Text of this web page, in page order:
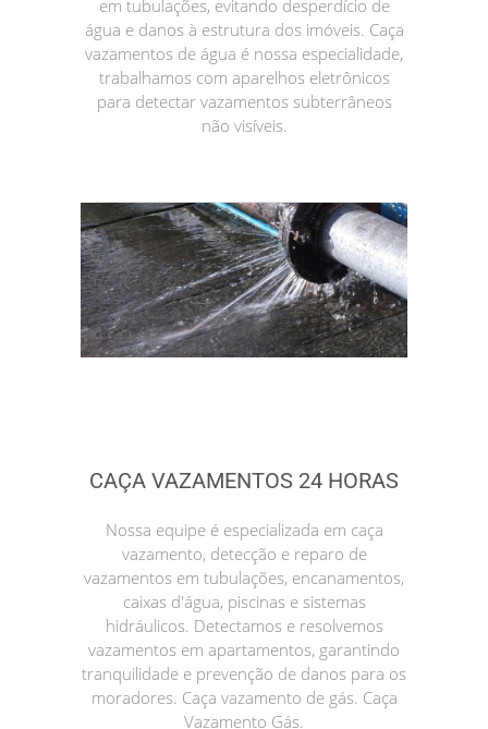
em tubulações, evitando desperdício de
água e danos à estrutura dos imóveis. Caça
vazamentos de água é nossa especialidade,
trabalhamos com aparelhos eletrônicos
para detectar vazamentos subterrâneos
não visíveis.
CAÇA VAZAMENTOS 24 HORAS
Nossa equipe é especializada em caça
vazamento, detecção e reparo de
vazamentos em tubulações, encanamentos,
caixas d'água, piscinas e sistemas
hidráulicos. Detectamos e resolvemos
vazamentos em apartamentos, garantindo
tranquilidade e prevenção de danos para os
moradores. Caça vazamento de gás. Caça
Vazamento Gás.